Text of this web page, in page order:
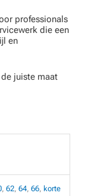
professionals
die een
en
juiste maat
, 62, 64, 66, korte